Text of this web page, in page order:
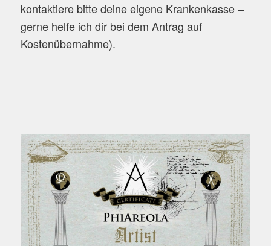
kontaktiere bitte deine eigene Krankenkasse –
gerne helfe ich dir bei dem Antrag auf
Kostenübernahme).